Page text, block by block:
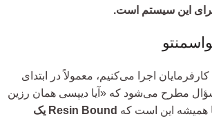
این سیستم است.
اجرا می‌کنیم، معمولاً در ابتدای
مطرح می‌شود که «آیا دیپسی همان رزین
همیشه این است که
Resin Bound یک